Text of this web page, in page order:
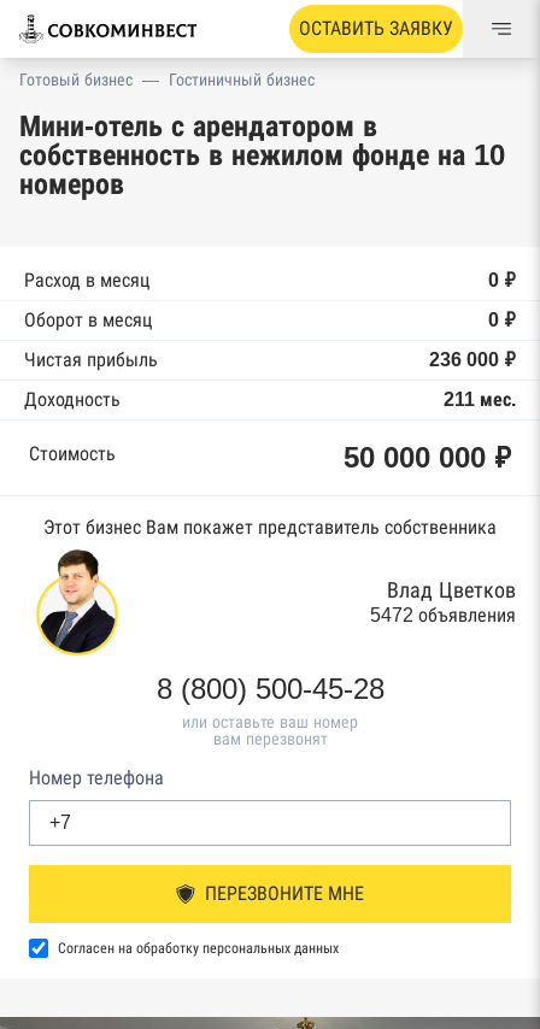
ОСТАВИТЬ ЗАЯВКУ
Готовый бизнес — Гостиничный бизнес
Мини-отель с арендатором в
собственность в нежилом фонде на 10
номеров
Расход в месяц
0 ₽
Оборот в месяц
0 ₽
Чистая прибыль
236 000 ₽
Доходность
211 мес.
Стоимость 50 000 000 ₽
Этот бизнес Вам покажет представитель собственника
Влад Цветков
5472 объявления
8 (800) 500-45-28
или оставьте ваш номер
вам перезвонят
Номер телефона
ПЕРЕЗВОНИТЕ МНЕ
Согласен на обработку персональных данных